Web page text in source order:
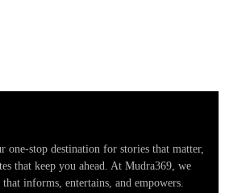
one-stop destination for stories that matter,
that keep you ahead. At Mudra369, we
informs, entertains, and empowers.